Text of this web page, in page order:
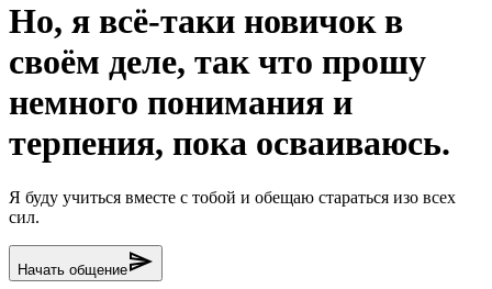
Но, я всё-таки новичок в
своём деле, так что прошу
немного понимания и
терпения, пока осваиваюсь.
Я буду учиться вместе с тобой и обещаю стараться изо всех
сил.
Начать общениеsend